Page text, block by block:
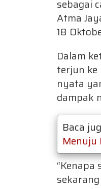
sebagai
Atma
18
Dalam
terjun ke
nyata
dampak
Baca
Menuju
“Kenapa